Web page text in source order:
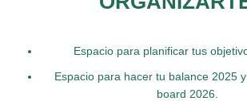
Espacio para planificar tus
Espacio para hacer tu balance 2025
board 2026.